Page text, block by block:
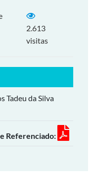
2.613
visitas
Tadeu da Silva
Referenciado: